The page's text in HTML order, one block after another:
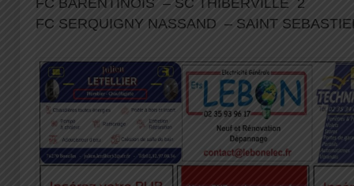
FC BARENTINOIS – SC THIBERVILLE 2
FC SERQUIGNY NASSAND – SAINT